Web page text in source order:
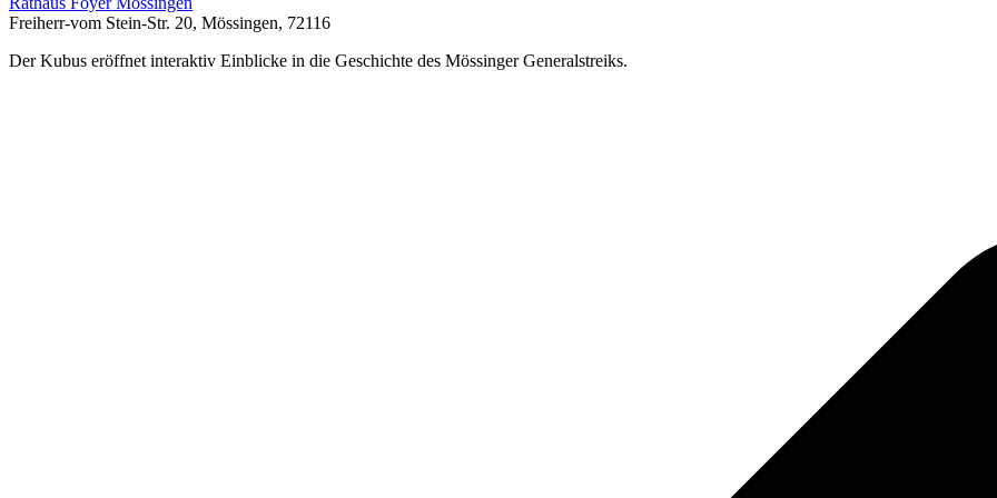
Freiherr-vom Stein-Str. 20, Mössingen, 72116
Der Kubus eröffnet interaktiv Einblicke in die Geschichte des Mössinger Generalstreiks.